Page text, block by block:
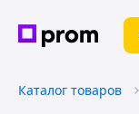
Каталог товаров